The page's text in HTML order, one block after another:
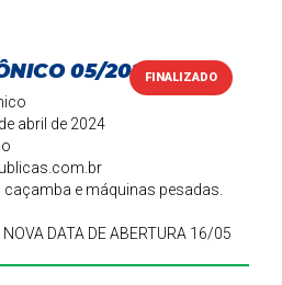
FINALIZADO
05/2024
abril de 2024
e máquinas pesadas.
NOVA DATA DE ABERTURA 16/05